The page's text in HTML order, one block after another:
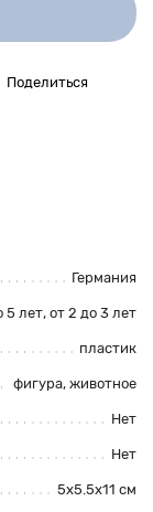
Германия
5 лет, от 2 до 3 лет
пластик
фигура, животное
Нет
Нет
5х5.5х11 см